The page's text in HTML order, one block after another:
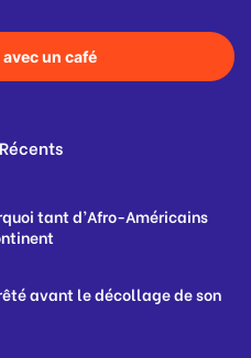
un café
tant d’Afro-Américains
avant le décollage de son